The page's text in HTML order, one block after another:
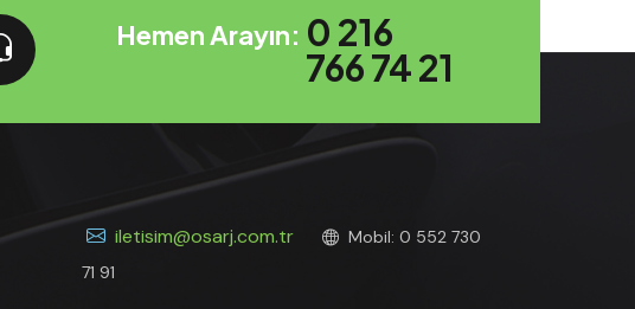
Hemen Arayın: 0 216
766 74 21
iletisim@osarj.com.tr
Mobil: 0 552 730
71 91